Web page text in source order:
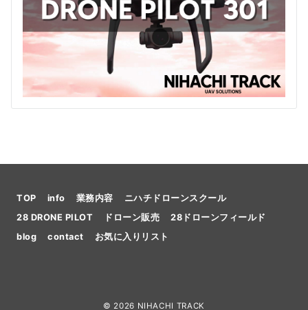
TOP info 業務内容
ニハチドローンスクール
28 DRONE PILOT
ドローン販売
28ドローンフィールド
blog
contact お気に入りリスト
© 2026 NIHACHI TRACK